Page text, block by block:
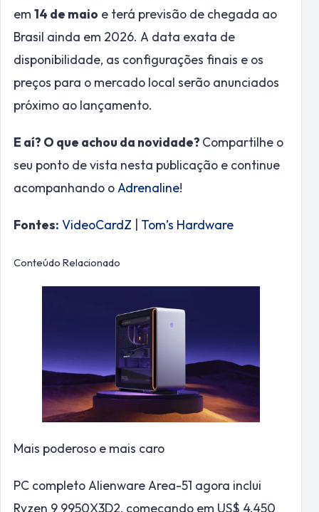
em 14 de maio e terá previsão de chegada ao
Brasil ainda em 2026. A data exata de
disponibilidade, as configurações finais e os
preços para o mercado local serão anunciados
próximo ao lançamento.
E aí? O que achou da novidade? Compartilhe o
seu ponto de vista nesta publicação e continue
acompanhando oAdrenaline!
Fontes: VideoCardZ Tom’s Hardware
Conteúdo Relacionado
Mais poderoso e mais caro
PC completo Alienware Area-51 agora inclui
Ryzen 9 9950X3D2, começando em US$ 4.450